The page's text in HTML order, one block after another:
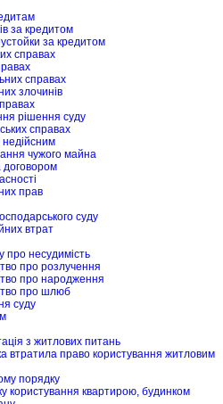
за кредитом
за кредитом
справах
справах
злочинів
рішення суду
справах
чужого майна
договором
прав
суду
втрат
про несудимість
про розлучення
про народження
про шлюб
суду
з житлових питань
втратила право користування житловим
порядку
користування квартирою, будинком